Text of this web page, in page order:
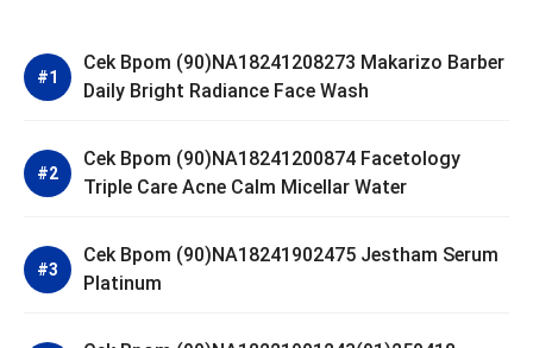
Cek Bpom (90)NA18241208273 Makarizo Barber
Daily Bright Radiance Face Wash
Cek Bpom (90)NA18241200874 Facetology
Triple Care Acne Calm Micellar Water
Cek Bpom (90)NA18241902475 Jestham Serum
Platinum